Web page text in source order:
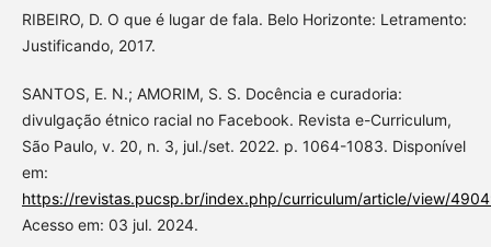
RIBEIRO, D. O que é lugar de fala. Belo Horizonte: Letramento:
Justificando, 2017.
SANTOS, E. N.; AMORIM, S. S. Docência e curadoria:
divulgação étnico racial no Facebook. Revista e-Curriculum,
São Paulo, v. 20, n. 3, jul./set. 2022. p. 1064-1083. Disponível
em:
https://revistas.pucsp.br/index.php/curriculum/article/view/
Acesso em: 03 jul. 2024.